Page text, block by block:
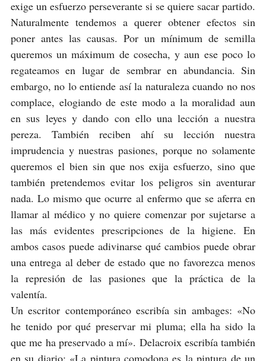
exige un esfuerzo perseverante si se quiere sacar partido.
Naturalmente tendemos a querer obtener efectos sin
poner antes las causas. Por un mínimum de semilla
queremos un máximum de cosecha, y aun ese poco lo
regateamos en lugar de sembrar en abundancia. Sin
embargo, no lo entiende así la naturaleza cuando no nos
complace, elogiando de este modo a la moralidad aun
en sus leyes y dando con ello una lección a nuestra
pereza. También reciben ahí su lección nuestra
imprudencia y nuestras pasiones, porque no solamente
queremos el bien sin que nos exija esfuerzo, sino que
también pretendemos evitar los peligros sin aventurar
nada. Lo mismo que ocurre al enfermo que se aferra en
llamar al médico y no quiere comenzar por sujetarse a
las más evidentes prescripciones de la higiene. En
ambos casos puede adivinarse qué cambios puede obrar
una entrega al deber de estado que no favorezca menos
la represión de las pasiones que la práctica de la
valentía.
Un escritor contemporáneo escribía sin ambages: «No
he tenido por qué preservar mi pluma; ella ha sido la
que me ha preservado a mí». Delacroix escribía también
en su diario: «La pintura comodona es la pintura de un